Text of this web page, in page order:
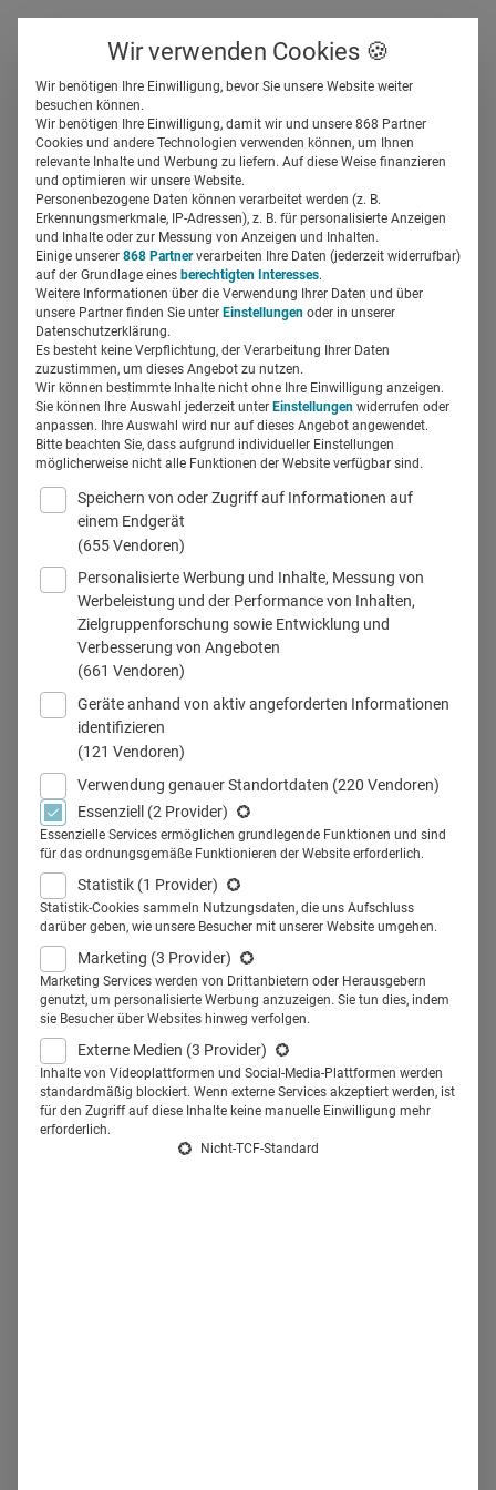
Gespeicherte Beiträge
Suchfeld
Suchen
It’s COMPRIX Season! Alle
Neuerungen zum COMPRIX
2017 im Überblick
Susanna Cho05.12.20161 Min Lesezeit
Teilen
Ab sofort können Agenturen ihre
besten Arbeiten für den
COMPRIX einreichen, der
„härtesten Währung für kreative
Healthcare-Kommunikation“. Alle
Neuerung im Überblick.
ie COMPRIX Saison 2017 ist eingeläutet – und mit ihr
zahlreiche Neuerungen. Eine vierte Jury Dental wird die
Arbeiten für die Dental-Kategorien bewerten. Die Preise für
Einreichungen werden gestaffelt – je früher Sie einreichen,
Wir verwenden Cookies 🍪
Wir benötigen Ihre Einwilligung, bevor Sie unsere Website weiter
besuchen können.
Wir benötigen Ihre Einwilligung, damit wir und unsere 868 Partner
Cookies und andere Technologien verwenden können, um Ihnen
relevante Inhalte und Werbung zu liefern. Auf diese Weise finanzieren
und optimieren wir unsere Website.
Personenbezogene Daten können verarbeitet werden (z. B.
Erkennungsmerkmale, IP-Adressen), z. B. für personalisierte Anzeigen
und Inhalte oder zur Messung von Anzeigen und Inhalten.
Einige unserer 868 Partnerverarbeiten Ihre Daten (jederzeit widerrufbar)
auf der Grundlage eines berechtigten Interesses.
Weitere Informationen über die Verwendung Ihrer Daten und über
unsere Partner finden Sie unter Einstellungen oder in unserer
Datenschutzerklärung.
Es besteht keine Verpflichtung, der Verarbeitung Ihrer Daten
zuzustimmen, um dieses Angebot zu nutzen.
Wir können bestimmte Inhalte nicht ohne Ihre Einwilligung anzeigen.
Sie können Ihre Auswahl jederzeit unter Einstellungen widerrufen oder
anpassen. Ihre Auswahl wird nur auf dieses Angebot angewendet.
Bitte beachten Sie, dass aufgrund individueller Einstellungen
möglicherweise nicht alle Funktionen der Website verfügbar sind.
Speichern von oder Zugriff auf Informationen auf
einem Endgerät
(655 Vendoren)
Personalisierte Werbung und Inhalte, Messung von
Werbeleistung und der Performance von Inhalten,
Zielgruppenforschung sowie Entwicklung und
Verbesserung von Angeboten
(661 Vendoren)
Geräte anhand von aktiv angeforderten Informationen
identifizieren
(121 Vendoren)
Verwendung genauer Standortdaten (220 Vendoren)
Essenziell
(2 Provider)
Essenzielle Services ermöglichen grundlegende Funktionen und sind
für das ordnungsgemäße Funktionieren der Website erforderlich.
Statistik (1 Provider)
Statistik-Cookies sammeln Nutzungsdaten, die uns Aufschluss
darüber geben, wie unsere Besucher mit unserer Website umgehen.
Marketing (3 Provider)
Marketing Services werden von Drittanbietern oder Herausgebern
genutzt, um personalisierte Werbung anzuzeigen. Sie tun dies, indem
sie Besucher über Websites hinweg verfolgen.
Externe Medien (3 Provider)
Inhalte von Videoplattformen und Social-Media-Plattformen werden
standardmäßig blockiert. Wenn externe Services akzeptiert werden, ist
für den Zugriff auf diese Inhalte keine manuelle Einwilligung mehr
erforderlich.
Nicht-TCF-Standard